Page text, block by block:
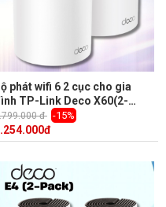
phát wifi 6 2 cục cho gia
TP-Link Deco X60(2-
phủ sóng liền mạch, tốc
574 Mbps 2.4 GHz và 4,804
trên 5 GHz
đ -15%
đ